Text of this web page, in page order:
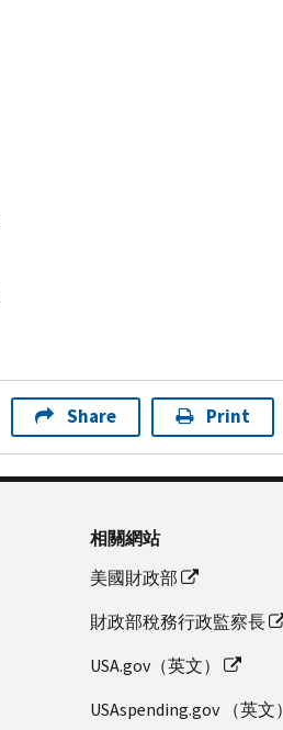
Share Print
相關網站
美國財政部
財政部稅務行政監察長
USA.gov（英文）
USAspending.gov （英文）